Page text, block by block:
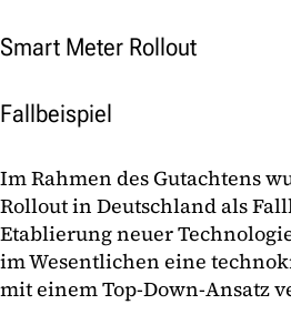
Smart Meter Rollout
Fallbeispiel
Im Rahmen des Gutachtens
Rollout in Deutschland als
Etablierung neuer
im Wesentlichen eine
mit einem Top-Down-Ansatz